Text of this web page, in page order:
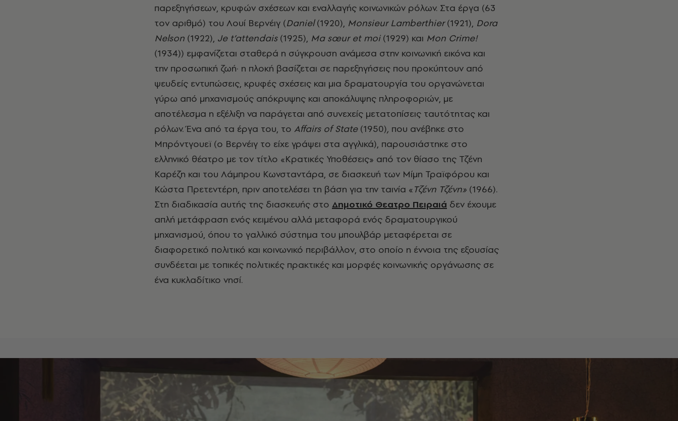
παρεξηγήσεων, κρυφών σχέσεων και εναλλαγής κοινωνικών ρόλων. Στα έργα (63
τον αριθμό) του Λουί Βερνέιγ (Daniel(1920), Monsieur Lamberthier(1921), Dora
Nelson (1922), Je t’attendais (1925), Ma sœur et moi (1929) και Mon Crime!
(1934)) εμφανίζεται σταθερά η σύγκρουση ανάμεσα στην κοινωνική εικόνα και
την προσωπική ζωή· η πλοκή βασίζεται σε παρεξηγήσεις που προκύπτουν από
ψευδείς εντυπώσεις, κρυφές σχέσεις και μια δραματουργία του οργανώνεται
γύρω από μηχανισμούς απόκρυψης και αποκάλυψης πληροφοριών, με
αποτέλεσμα η εξέλιξη να παράγεται από συνεχείς μετατοπίσεις ταυτότητας και
ρόλων. Ένα από τα έργα του, το Affairs οf State(1950), που ανέβηκε στο
Μπρόντγουεϊ (ο Βερνέιγ το είχε γράψει στα αγγλικά), παρουσιάστηκε στο
ελληνικό θέατρο με τον τίτλο «Κρατικές Υποθέσεις» από τον θίασο της Τζένη
Καρέζη και του Λάμπρου Κωνσταντάρα, σε διασκευή των Μίμη Τραϊφόρου και
Κώστα Πρετεντέρη, πριν αποτελέσει τη βάση για την ταινία «Τζένη Τζένη» (1966).
Στη διαδικασία αυτής της διασκευής στο Δημοτικό Θεατρο Πειραιά δεν έχουμε
απλή μετάφραση ενός κειμένου αλλά μεταφορά ενός δραματουργικού
μηχανισμού, όπου το γαλλικό σύστημα του μπουλβάρ μεταφέρεται σε
διαφορετικό πολιτικό και κοινωνικό περιβάλλον, στο οποίο η έννοια της εξουσίας
συνδέεται με τοπικές πολιτικές πρακτικές και μορφές κοινωνικής οργάνωσης σε
ένα κυκλαδίτικο νησί.